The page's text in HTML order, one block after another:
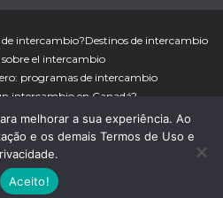
intercambio?Destinos de intercambio
sobre el intercambio
programas de intercambio
intercambio en Canadá?
en Nueva Zelanda?
en Australia?Trabajar en Irlanda
es lo Máximo!
. Todos direitos
melhorar a sua experiência. Ao
e os demais Termos de Uso e
Aceito!